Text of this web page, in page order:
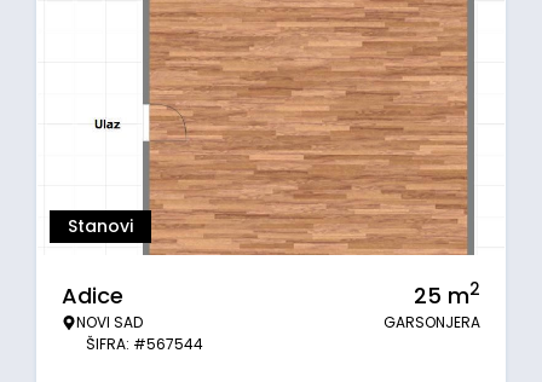
Stanovi
Adice
NOVI SAD
ŠIFRA: #567544
25 m2
GARSONJERA